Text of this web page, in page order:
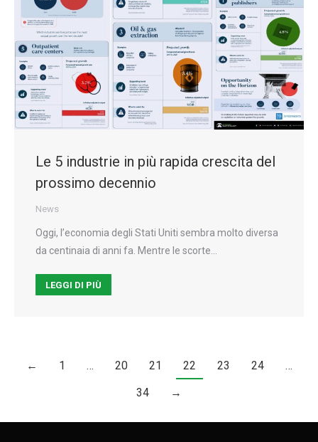
Le 5 industrie in più rapida crescita del
prossimo decennio
News
Oggi, l’economia degli Stati Uniti sembra molto diversa
da centinaia di anni fa. Mentre le scorte…
LEGGI DI PIÙ
← 1 … 20 21 22 23 24
…
34
→